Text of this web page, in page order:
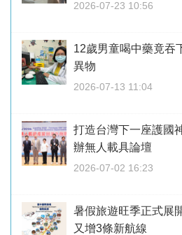
2026-07-23 10:56
12歲男童喝中藥竟
異物
2026-07-13 11:04
打造台灣下一座護
辦無人載具論壇
2026-07-02 16:23
暑假旅遊旺季正式
又增3條新航線